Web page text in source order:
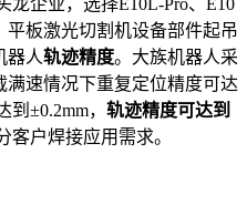
平板激光切割机设备部件起吊
器人轨迹精度。大族机器人采
速情况下重复定位精度可达
±0.2mm， 轨迹精度可达到
客户焊接应用需求。